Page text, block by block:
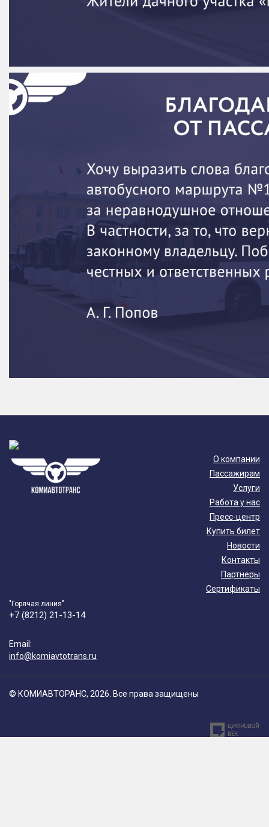
О компании
Пассажирам
Услуги
Работа у нас
Пресс-центр
Купить билет
Новости
Контакты
Партнеры
Сертификаты
"Горячая линия"
+7 (8212) 21-13-14
Email:
info@komiavtotrans.ru
© КОМИАВТОРАНС, 2026. Все права защищены